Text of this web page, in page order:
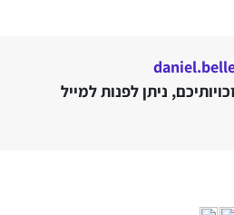
ניתן לפנות למייל